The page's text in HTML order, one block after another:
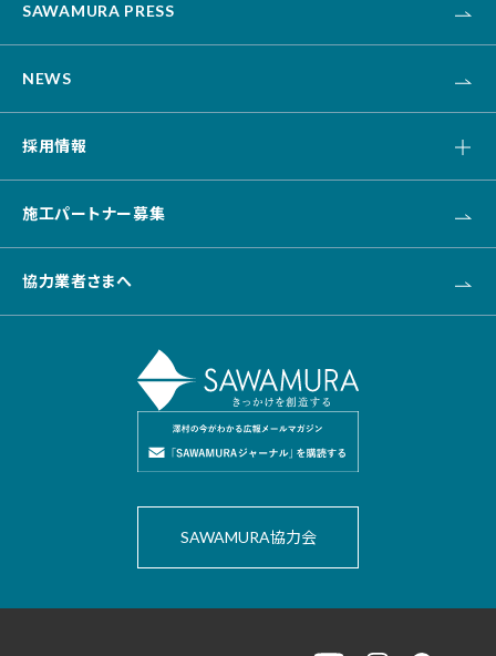
改修・リニューアル
SAWAMURA PRESS
NEWS
採用情報
キャリア採用
新卒採用
施工パートナー募集
協力業者さまへ
SAWAMURA協力会